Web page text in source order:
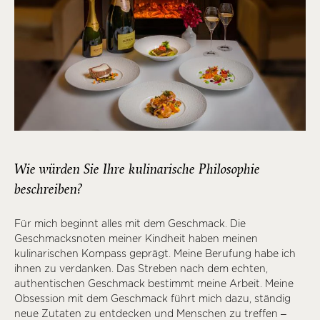
Wie würden Sie Ihre kulinarische Philosophie
beschreiben?
Für mich beginnt alles mit dem Geschmack. Die
Geschmacksnoten meiner Kindheit haben meinen
kulinarischen Kompass geprägt. Meine Berufung habe ich
ihnen zu verdanken. Das Streben nach dem echten,
authentischen Geschmack bestimmt meine Arbeit. Meine
Obsession mit dem Geschmack führt mich dazu, ständig
neue Zutaten zu entdecken und Menschen zu treffen –